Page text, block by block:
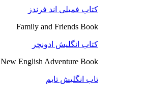
کتاب فمیلی اند فرندز
Family and Friends Book
کتاب انگلیش ادونچر
New English Adventure Book
تاب انگلیش تایم